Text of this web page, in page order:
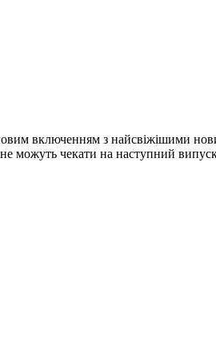
включенням з найсвіжішими
не можуть чекати на наступний